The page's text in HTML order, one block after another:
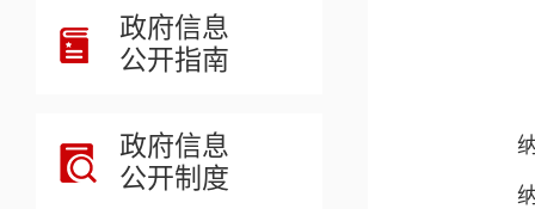
政府信息
公开指南
政府信息
公开制度